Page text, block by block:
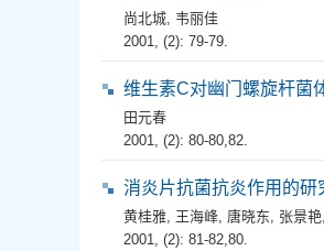
尚北城, 韦丽佳
2001, (2): 79-79.
维生素C对幽门螺旋杆菌
田元春
2001, (2): 80-80,82.
消炎片抗菌抗炎作用的研
黄桂雅, 王海峰, 唐晓东, 张景艳,
2001, (2): 81-82,80.